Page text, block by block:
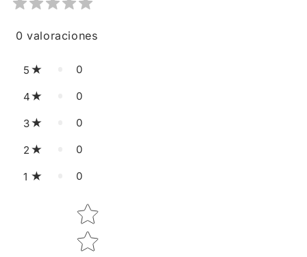
0 valoraciones
5 0
4 0
3 0
2 0
1 0
Star rating